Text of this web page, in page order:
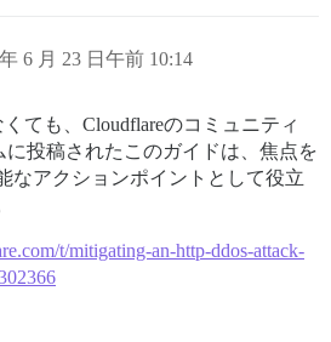
6 月 23 日午前 10:14
ても、Cloudflareのコミュニティ
に投稿されたこのガイドは、焦点を
なアクションポイントとして役立
t/mitigating-an-http-ddos-attack-